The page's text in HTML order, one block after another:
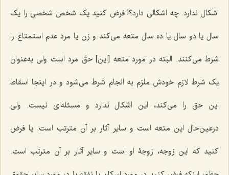
اشکال ندارد. چه اشکالی دارد؟! فرض کنید یک شخص شخصی را یک
سال یا دو سال یا ده سال متعه می‌کند و زن یا مرد عدم استمتاع را
شرط می‌کنند. البته در مورد متعه [این] حقّ مرد است ولی به‌عنوان
یک شرط لازم خودش ملزم به انجام شرط می‌شود و در اینجا اسقاط
این حق را می‌کند، این اشکال ندارد و مسئله‌ای نیست. ولی
درعین‌حال این متعه است و سایر آثار بر آن مترتب است. یا فرض
کنید که این زوجه، زوجۀ او است و سایر آثار بر آن مترتب است.